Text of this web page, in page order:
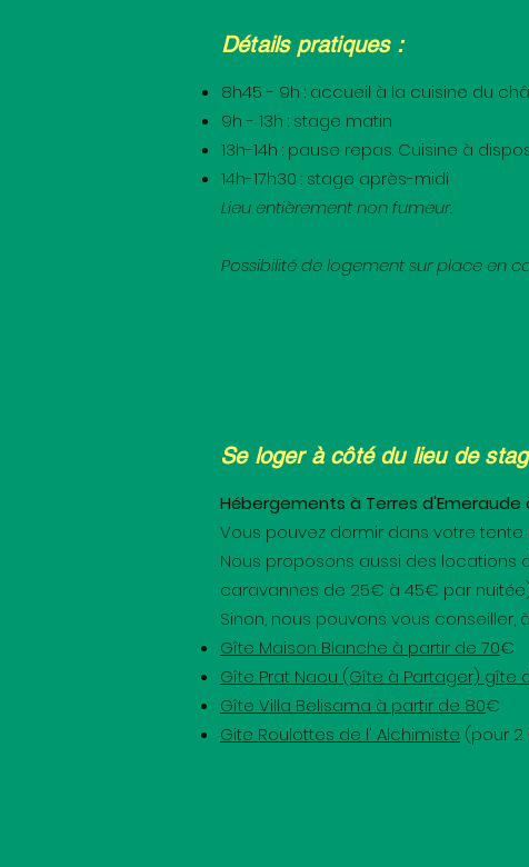
Détails pratiques :
8h45 - 9h : accueil à la cuisine du
9h - 13h : stage matin
13h-14h : pause repas. Cuisine à
14h-17h30 : stage après-midi
Lieu entièrement non fumeur.
Possibilité de logement sur place en
Se loger à côté du lieu de
Hébergements à Terres d'Emeraude
Vous pouvez dormir dans votre
Nous proposons aussi des
caravannes de 25€ à 45€ par
Sinon, nous pouvons vous conseiller,
Gîte Maison Blanche à partir de 70€
Gîte Prat Naou (Gîte à Partager) gîte
Gîte Villa Belisama à partir de 80€
Gite Roulottes de l' Alchimiste (pour